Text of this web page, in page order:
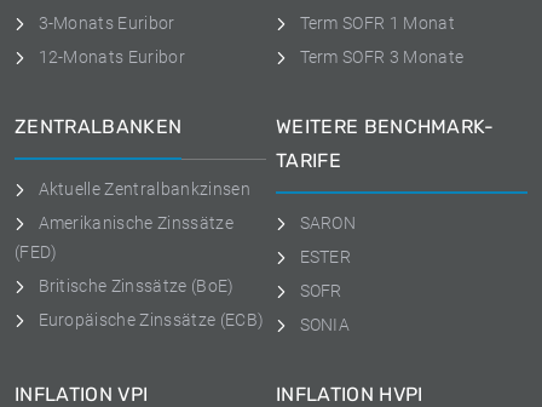
3-Monats Euribor
12-Monats Euribor
Term SOFR 1 Monat
Term SOFR 3 Monate
ZENTRALBANKEN
Aktuelle Zentralbankzinsen
Amerikanische Zinssätze
(FED)
Britische Zinssätze (BoE)
Europäische Zinssätze (ECB)
WEITERE BENCHMARK-
TARIFE
SARON
ESTER
SOFR
SONIA
INFLATION VPI INFLATION HVPI